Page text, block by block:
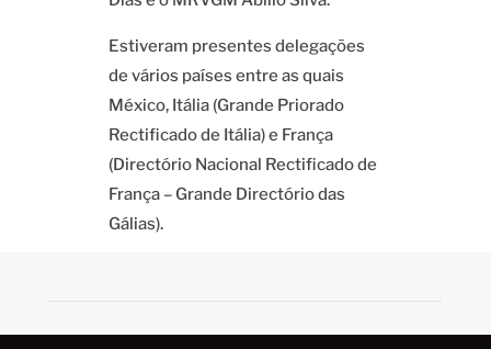
Estiveram presentes delegações
de vários países entre as quais
México, Itália (Grande Priorado
Rectificado de Itália) e França
(Directório Nacional Rectificado de
França – Grande Directório das
Gálias).